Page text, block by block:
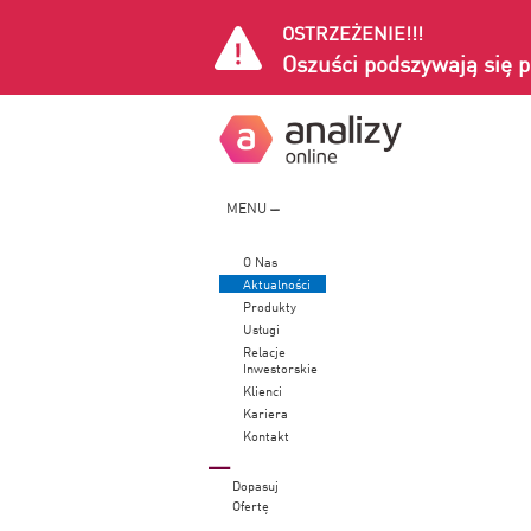
OSTRZEŻENIE!!!
Oszuści podszywają się
MENU
O Nas
Aktualności
Produkty
Usługi
Relacje
Inwestorskie
Klienci
Kariera
Kontakt
Dopasuj
Ofertę